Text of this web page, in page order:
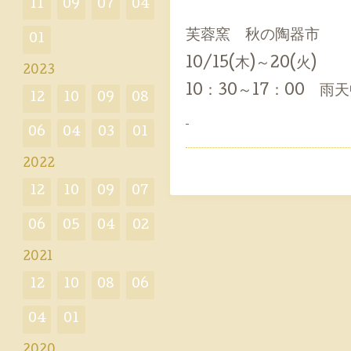
芙蓉窯 秋の陶器市
10/15(木)～20(火)
10：30～17：00 雨天
11 09 07 04
01
2023
12 10 09 08
06 04 03 01
2022
12 10 09 07
06 05 04 02
2021
12 10 08 06
04 01